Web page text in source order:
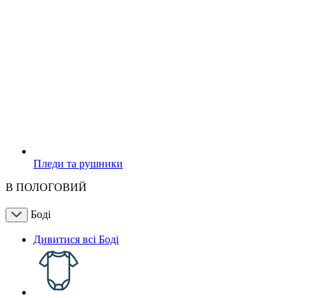
Пледи та рушники
В ПОЛОГОВИЙ
Боді
Дивитися всі Боді